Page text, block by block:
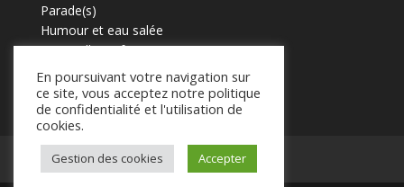
Parade(s)
Humour et eau salée
Marmaille en fugues
Mentions légales Contact
En poursuivant votre navigation sur
ce site, vous acceptez notre politique
de confidentialité et l'utilisation de
cookies.
Gestion des cookies Accepter